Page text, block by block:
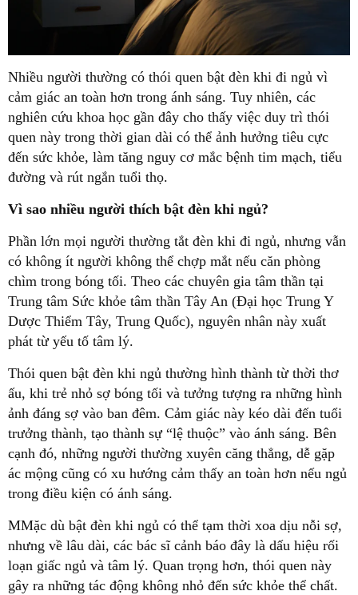
Nhiều người thường có thói quen bật đèn khi đi ngủ vì
cảm giác an toàn hơn trong ánh sáng. Tuy nhiên, các
nghiên cứu khoa học gần đây cho thấy việc duy trì thói
quen này trong thời gian dài có thể ảnh hưởng tiêu cực
đến sức khỏe, làm tăng nguy cơ mắc bệnh tim mạch, tiểu
đường và rút ngắn tuổi thọ.
Vì sao nhiều người thích bật đèn khi ngủ?
Phần lớn mọi người thường tắt đèn khi đi ngủ, nhưng vẫn
có không ít người không thể chợp mắt nếu căn phòng
chìm trong bóng tối. Theo các chuyên gia tâm thần tại
Trung tâm Sức khỏe tâm thần Tây An (Đại học Trung Y
Dược Thiểm Tây, Trung Quốc), nguyên nhân này xuất
phát từ yếu tố tâm lý.
Thói quen bật đèn khi ngủ thường hình thành từ thời thơ
ấu, khi trẻ nhỏ sợ bóng tối và tưởng tượng ra những hình
ảnh đáng sợ vào ban đêm. Cảm giác này kéo dài đến tuổi
trưởng thành, tạo thành sự “lệ thuộc” vào ánh sáng. Bên
cạnh đó, những người thường xuyên căng thẳng, dễ gặp
ác mộng cũng có xu hướng cảm thấy an toàn hơn nếu ngủ
trong điều kiện có ánh sáng.
MMặc dù bật đèn khi ngủ có thể tạm thời xoa dịu nỗi sợ,
nhưng về lâu dài, các bác sĩ cảnh báo đây là dấu hiệu rối
loạn giấc ngủ và tâm lý. Quan trọng hơn, thói quen này
gây ra những tác động không nhỏ đến sức khỏe thể chất.